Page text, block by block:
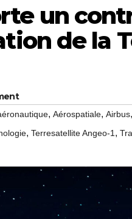
un
de la
, Aérospatiale, Airbus,
, Terresatellite Angeo-1 ,